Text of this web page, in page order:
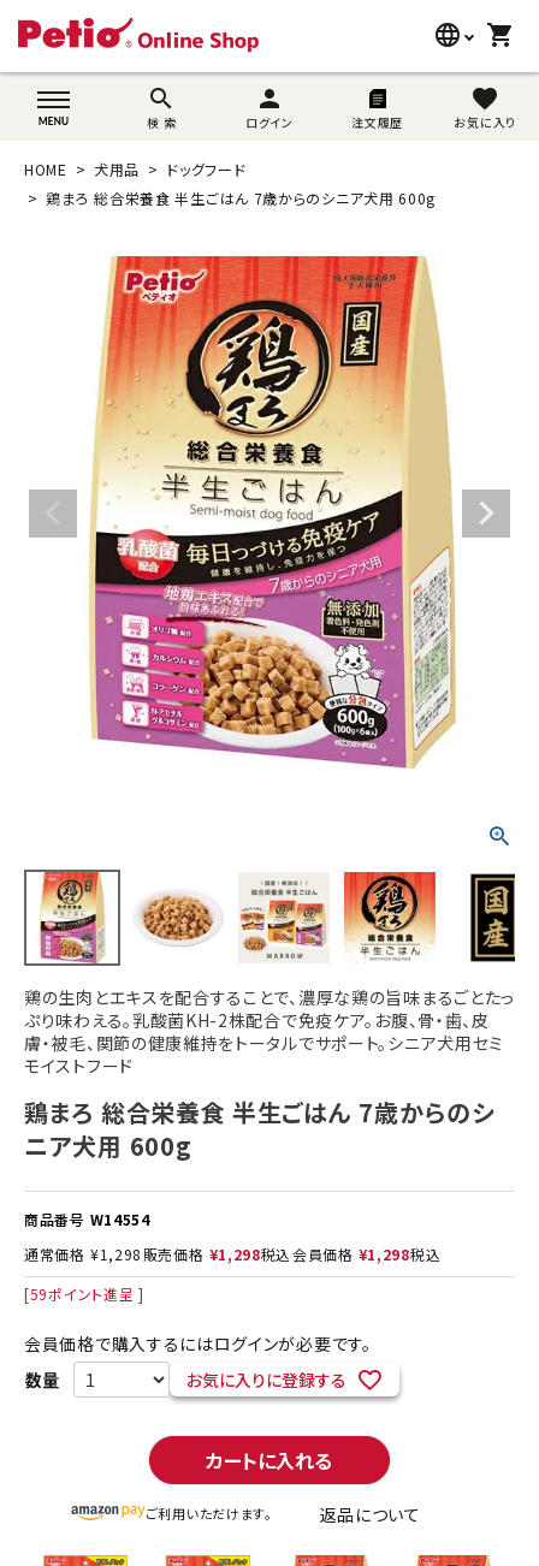
language
wovn-lang-name
shopping_cart
search
検 索
person
ログイン 注文履歴
favorite
お気に入り
search
猫用品
うさぎ用品
ブランド別に探す
目的別に探す
SNS
ご利用案内
ACCOUNT MENU
ようこそ ゲスト 様
person 新規会員登録
HOME 犬用品
ドッグフード
鶏まろ 総合栄養食 半生ごはん 7歳からのシニア犬用 600g
鶏の生肉とエキスを配合することで、濃厚な鶏の旨味まるごとたっ
ぷり味わえる。乳酸菌KH-2株配合で免疫ケア。お腹、骨・歯、皮
膚・被毛、関節の健康維持をトータルでサポート。シニア犬用セミ
モイストフード
鶏まろ 総合栄養食 半生ごはん 7歳からのシ
ニア犬用 600g
商品番号 W14554
通常価格 ¥1,298 販売価格 ¥1,298税込会員価格 ¥1,298税込
[59ポイント進呈 ]
会員価格で購入するにはログインが必要です。
お気に入りに登録する
カートに入れる
ご利用いただけます。 返品について